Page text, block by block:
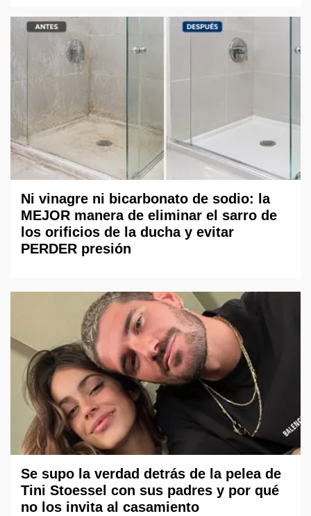
Ni vinagre ni bicarbonato de sodio: la
MEJOR manera de eliminar el sarro de
los orificios de la ducha y evitar
PERDER presión
Se supo la verdad detrás de la pelea de
Tini Stoessel con sus padres y por qué
no los invita al casamiento